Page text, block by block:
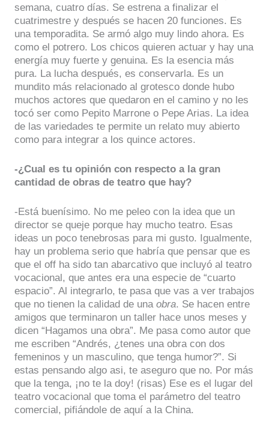
semana, cuatro días. Se estrena a finalizar el
cuatrimestre y después se hacen 20 funciones. Es
una temporadita. Se armó algo muy lindo ahora. Es
como el potrero. Los chicos quieren actuar y hay una
energía muy fuerte y genuina. Es la esencia más
pura. La lucha después, es conservarla. Es un
mundito más relacionado al grotesco donde hubo
muchos actores que quedaron en el camino y no les
tocó ser como Pepito Marrone o Pepe Arias. La idea
de las variedades te permite un relato muy abierto
como para integrar a los quince actores.
-¿Cual es tu opinión con respecto a la gran
cantidad de obras de teatro que hay?
-Está buenísimo. No me peleo con la idea que un
director se queje porque hay mucho teatro. Esas
ideas un poco tenebrosas para mi gusto. Igualmente,
hay un problema serio que habría que pensar que es
que el off ha sido tan abarcativo que incluyó al teatro
vocacional, que antes era una especie de “cuarto
espacio”. Al integrarlo, te pasa que vas a ver trabajos
que no tienen la calidad de una obra. Se hacen entre
amigos que terminaron un taller hace unos meses y
dicen “Hagamos una obra”. Me pasa como autor que
me escriben “Andrés, ¿tenes una obra con dos
femeninos y un masculino, que tenga humor?”. Si
estas pensando algo asi, te aseguro que no. Por más
que la tenga, ¡no te la doy! (risas) Ese es el lugar del
teatro vocacional que toma el parámetro del teatro
comercial, pifiándole de aquí a la China.